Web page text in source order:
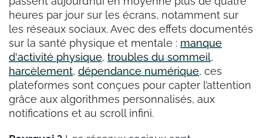
heures par jour sur les écrans, notamment sur
les réseaux sociaux. Avec des effets documentés
sur la santé physique et mentale : manque
d'activité physique, troubles du sommeil,
harcèlement, dépendance numérique, ces
plateformes sont conçues pour capter l’attention
grâce aux algorithmes personnalisés, aux
notifications et au scroll infini.